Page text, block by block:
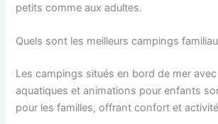
petits comme aux adultes.
Quels sont les meilleurs campings
Les campings situés en bord de mer
aquatiques et animations pour enfants
pour les familles, offrant confort et